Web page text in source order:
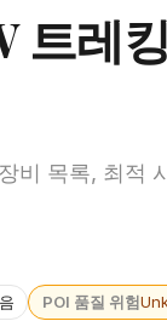
트레
비 목록, 최적
POI 품질 위험